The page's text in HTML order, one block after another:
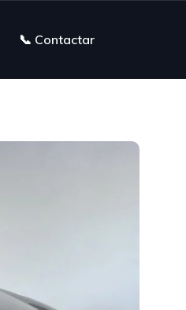
📞 Contactar